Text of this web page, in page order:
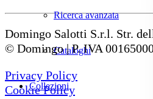
Ricerca avanzata
Cataloghi
Collezioni
Domingo Salotti S.r.l. Str.
© Domingo | P. IVA
Privacy Policy
Cookie Policy